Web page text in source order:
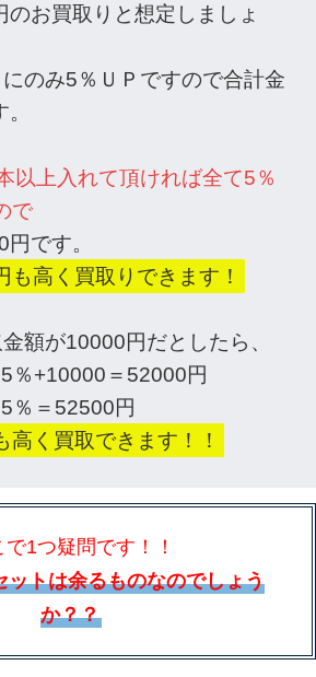
お買取りと想定しましょ
のみ5％ＵＰですので合計金
以上入れて頂ければ全て5％
で
です。
も高く買取りできます！
額が10000円だとしたら、
％+10000＝52000円
％＝52500円
高く買取できます！！
で1つ疑問です！！
ットは余るものなのでしょう
か？？